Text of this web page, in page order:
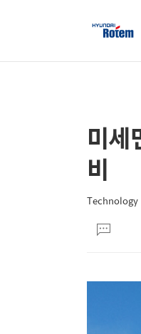
상
컨
텐
본
문
제
미세
비
Technology
문댓
글